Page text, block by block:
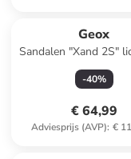
Geox
Sandalen "Xand 2S"
-40%
€ 64,99
Adviesprijs (AVP): €